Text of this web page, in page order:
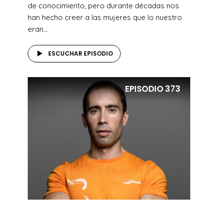
de conocimiento, pero durante décadas nos
han hecho creer a las mujeres que lo nuestro
eran...
ESCUCHAR EPISODIO
EPISODIO373